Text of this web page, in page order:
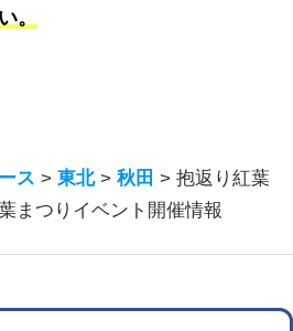
。
ス >東北>秋田 >抱返り紅葉
まつりイベント開催情報